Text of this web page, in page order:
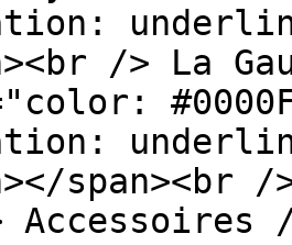
/> La
span><br /